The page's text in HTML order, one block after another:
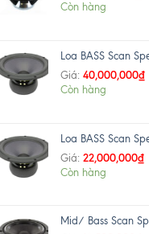
Còn hàng
Loa BASS Scan
Giá: 40,000,000₫
Còn hàng
Loa BASS Scan
Giá: 22,000,000₫
Còn hàng
Mid/ Bass Scan